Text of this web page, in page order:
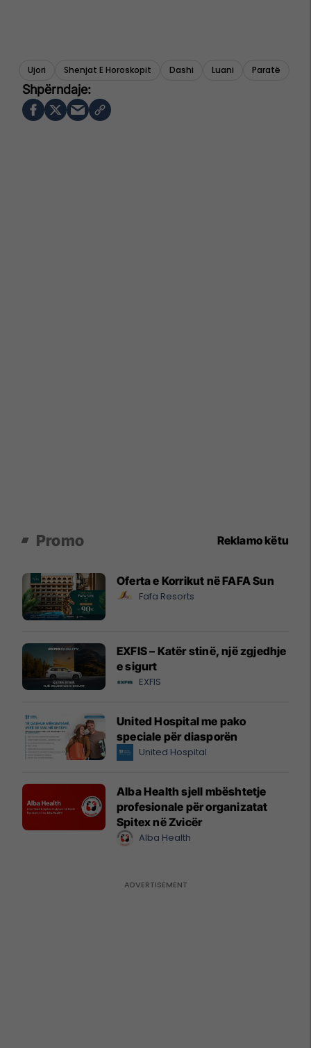
Ujori Shenjat E Horoskopit Dashi Luani Paratë
Promo Reklamo këtu
Oferta e Korrikut në FAFA Sun
Fafa Resorts
EXFIS – Katër stinë, një zgjedhje
e sigurt
EXFIS
United Hospital me pako
speciale për diasporën
United Hospital
Alba Health sjell mbështetje
profesionale për organizatat
Spitex në Zvicër
Alba Health